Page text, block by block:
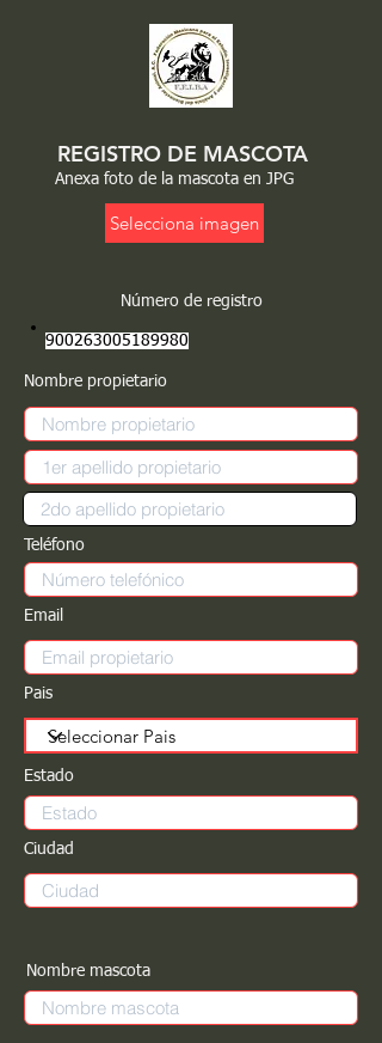
REGISTRO DE MASCOTA
Anexa foto de la mascota en JPG
Selecciona imagen
Número de registro
900263005189980
Nombre propietario
Teléfono
Email
Pais
Estado
Ciudad
Nombre mascota